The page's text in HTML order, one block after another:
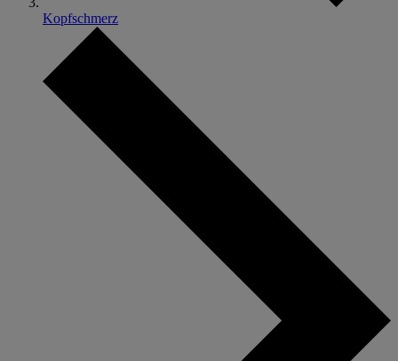
Kopfschmerz